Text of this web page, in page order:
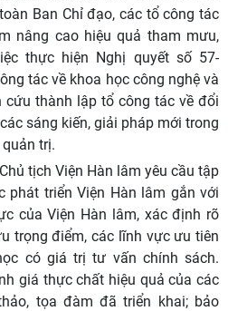
Ban Chỉ đạo, các tổ công tác
nâng cao hiệu quả tham mưu,
thực hiện Nghị quyết số 57-
tác về khoa học công nghệ và
cứu thành lập tổ công tác về đổi
sáng kiến, giải pháp mới trong
trị.
tịch Viện Hàn lâm yêu cầu tập
phát triển Viện Hàn lâm gắn với
của Viện Hàn lâm, xác định rõ
trọng điểm, các lĩnh vực ưu tiên
có giá trị tư vấn chính sách.
giá thực chất hiệu quả của các
tọa đàm đã triển khai; bảo